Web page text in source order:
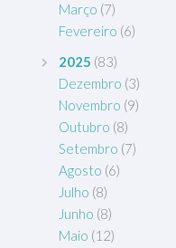
Março (7)
Fevereiro (6)
2025 (83)
Dezembro (3)
Novembro (9)
Outubro (8)
Setembro (7)
Agosto (6)
Julho (8)
Junho (8)
Maio (12)